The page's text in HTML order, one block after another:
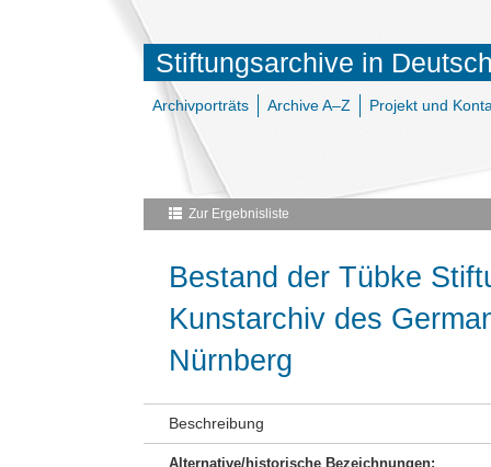
Stiftungsarchive in
Archivporträts Archive A–Z Projekt und
Zur Ergebnisliste
Bestand der Tübke
Kunstarchiv des
Nürnberg
Beschreibung
Alternative/historische Bezeichnungen: